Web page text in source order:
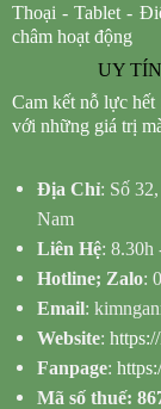
Thoại - Tablet -
châm hoạt động
UY
Cam kết nỗ lực hết
với những giá trị
Địa Chỉ: Số
Nam
Liên Hệ: 8.30h
Hotline; Zalo:
Email:
Website:
Fanpage:
Mã số thuế: